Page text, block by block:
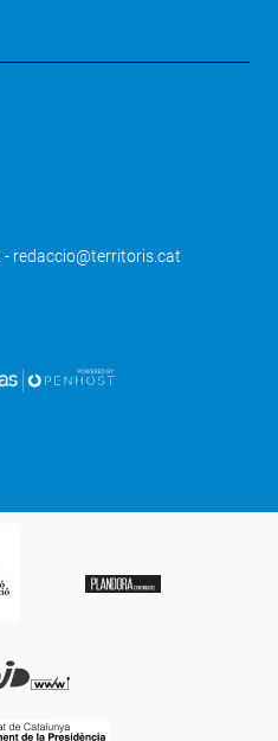
redaccio@territoris.cat